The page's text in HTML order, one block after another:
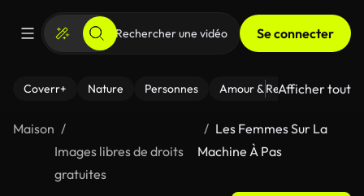
Se connecter
Coverr+ Nature Personnes Amour & Relations Le
Afficher tout
Maison
Images libres de droits
gratuites
Les Femmes Sur La
Machine À Pas